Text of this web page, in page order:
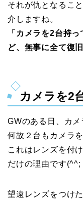
それが仇となるこ
介しますね。
「カメラを2台持
ど、無事に全て復旧
カメラを2
GWのある日、カメ
何故２台もカメラ
これはレンズを付
だけの理由です(^^;
望遠レンズをつけ